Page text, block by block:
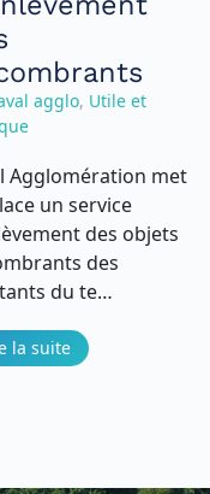
agglo, Utile et
Agglomération met
un service
des objets
des
du te…
la suite